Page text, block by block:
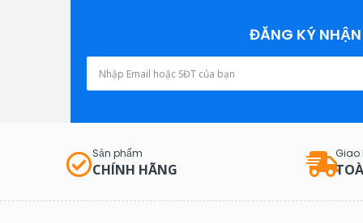
-
2
7
-
31
9
ĐĂNG KÝ
Sản phẩm
CHÍNH HÃNG
Giao